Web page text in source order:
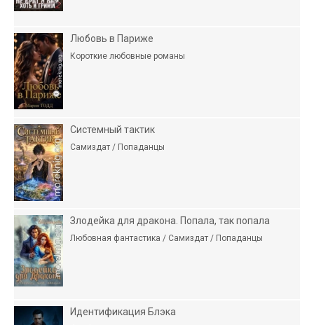
Любовь в Париже
Короткие любовные романы
Системный тактик
Самиздат / Попаданцы
Злодейка для дракона. Попала, так попала
Любовная фантастика / Самиздат / Попаданцы
Идентификация Блэка